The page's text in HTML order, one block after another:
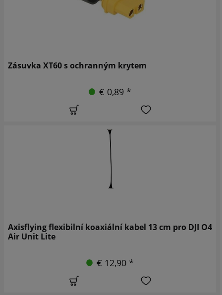
Zásuvka XT60 s ochranným krytem
€ 0,89 *
Axisflying flexibilní koaxiální kabel 13 cm pro DJI O4
Air Unit Lite
€ 12,90 *